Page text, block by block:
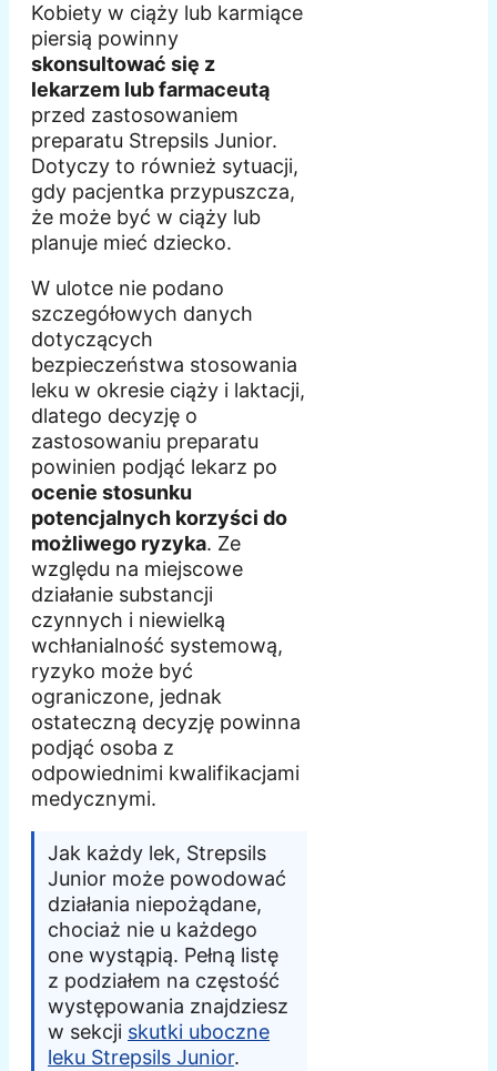
Kobiety w ciąży lub karmiące
piersią powinny
skonsultować się z
lekarzem lub farmaceutą
przed zastosowaniem
preparatu Strepsils Junior.
Dotyczy to również sytuacji,
gdy pacjentka przypuszcza,
że może być w ciąży lub
planuje mieć dziecko.
W ulotce nie podano
szczegółowych danych
dotyczących
bezpieczeństwa stosowania
leku w okresie ciąży i laktacji,
dlatego decyzję o
zastosowaniu preparatu
powinien podjąć lekarz po
ocenie stosunku
potencjalnych korzyści do
możliwego ryzyka. Ze
względu na miejscowe
działanie substancji
czynnych i niewielką
wchłanialność systemową,
ryzyko może być
ograniczone, jednak
ostateczną decyzję powinna
podjąć osoba z
odpowiednimi kwalifikacjami
medycznymi.
Jak każdy lek, Strepsils
Junior może powodować
działania niepożądane,
chociaż nie u każdego
one wystąpią. Pełną listę
z podziałem na częstość
występowania znajdziesz
w sekcji skutki uboczne
leku Strepsils Junior.